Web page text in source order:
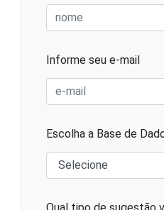
Informe seu e-mail
Escolha a Base de